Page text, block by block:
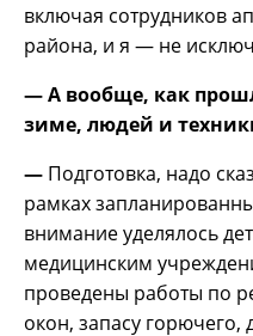
включая сотрудников
района, и я — не
— А вообще, как
зиме, людей и
— Подготовка, надо
рамках
внимание уделялось
медицинским
проведены работы по
окон, запасу горючего,